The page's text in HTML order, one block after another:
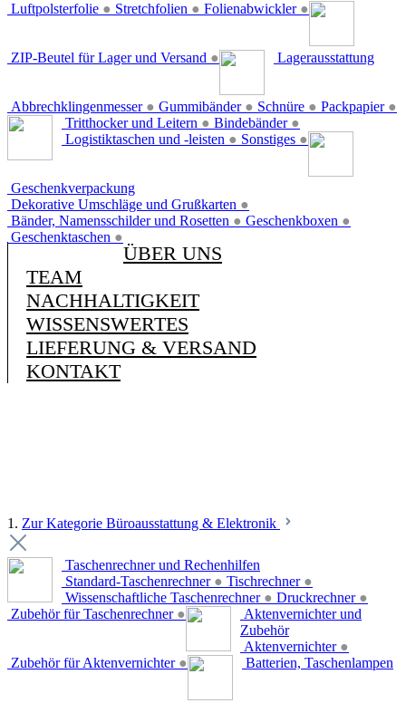
Luftpolsterfolie ● Stretchfolien ● Folienabwickler ●
ZIP-Beutel für Lager und Versand ●
Abbrechklingenmesser ● Gummibänder ● Schnüre ● Packpapier ●
Lagerausstattung
Tritthocker und Leitern ● Bindebänder ●
Logistiktaschen und -leisten ● Sonstiges ●
Geschenkverpackung
Dekorative Umschläge und Grußkarten ●
Bänder, Namensschilder und Rosetten ● Geschenkboxen ●
Geschenktaschen ●
ÜBER UNS
TEAM
NACHHALTIGKEIT
WISSENSWERTES
LIEFERUNG & VERSAND
KONTAKT
1. Zur Kategorie Büroausstattung & Elektronik
Taschenrechner und Rechenhilfen
Standard-Taschenrechner ● Tischrechner ●
Wissenschaftliche Taschenrechner ● Druckrechner ●
Zubehör für Taschenrechner ●
Aktenvernichter und
Zubehör
Aktenvernichter ●
Zubehör für Aktenvernichter ● Batterien, Taschenlampen